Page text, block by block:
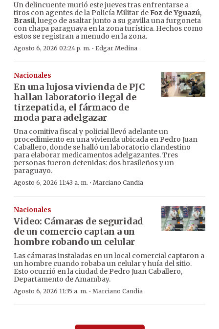
Un delincuente murió este jueves tras enfrentarse a
tiros con agentes de la Policía Militar deFoz de Yguazú,
Brasil, luego de asaltar junto a su gavilla una furgoneta
con chapa paraguaya en la zona turística. Hechos como
estos se registran a menudo en la zona.
Agosto 6, 2026 02:24 p. m. · Edgar Medina
Nacionales
En una lujosa vivienda de PJC
hallan laboratorio ilegal de
tirzepatida, el fármaco de
moda para adelgazar
Una comitiva fiscal y policial llevó adelante un
procedimiento en una vivienda ubicada en Pedro Juan
Caballero, donde se halló un laboratorio clandestino
para elaborar medicamentos adelgazantes. Tres
personas fueron detenidas: dos brasileños y un
paraguayo.
Agosto 6, 2026 11:43 a. m. · Marciano Candia
Nacionales
Video: Cámaras de seguridad
de un comercio captan a un
hombre robando un celular
Las cámaras instaladas en un local comercial captaron a
un hombre cuando robaba un celular y huía del sitio.
Esto ocurrió en la ciudad de Pedro Juan Caballero,
Departamento de Amambay.
Agosto 6, 2026 11:35 a. m. · Marciano Candia